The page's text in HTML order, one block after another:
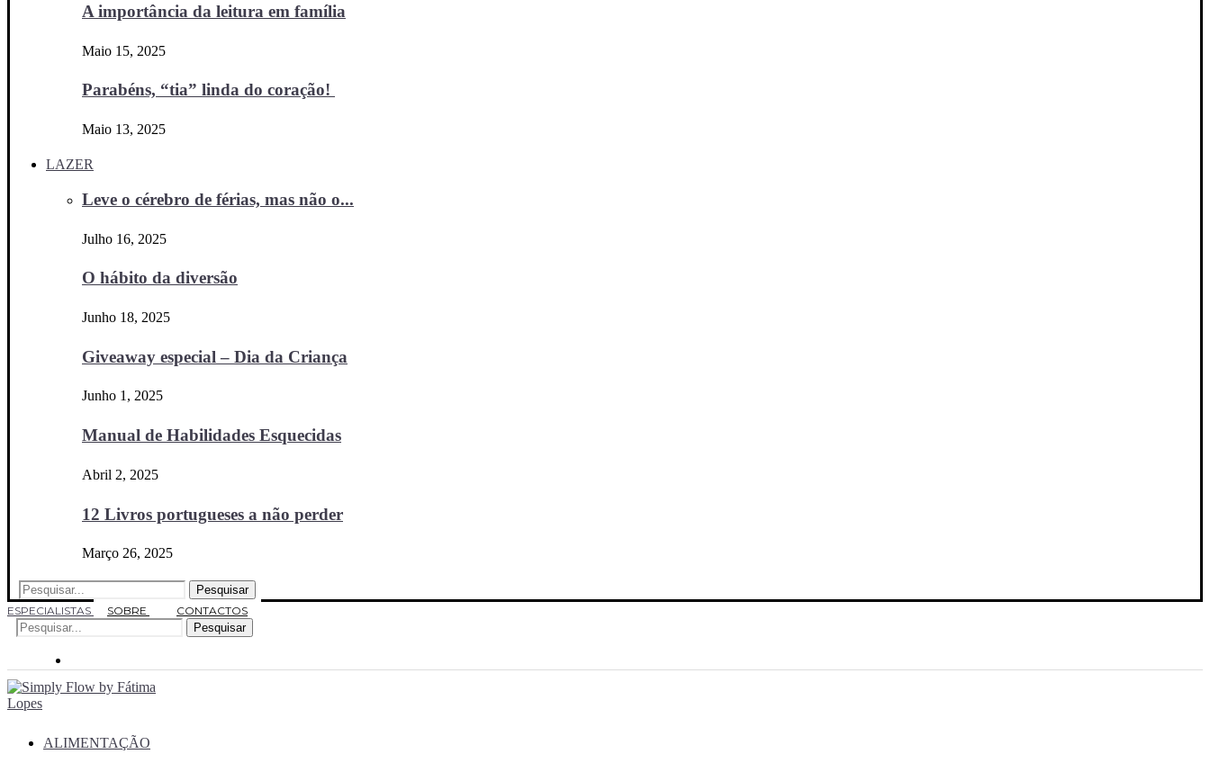
A importância da leitura em família
Maio 15, 2025
Parabéns, “tia” linda do coração!
Maio 13, 2025
LAZER
Leve o cérebro de férias, mas não o...
Julho 16, 2025
O hábito da diversão
Junho 18, 2025
Giveaway especial – Dia da Criança
Junho 1, 2025
Manual de Habilidades Esquecidas
Abril 2, 2025
12 Livros portugueses a não perder
Março 26, 2025
Pesquisar
ESPECIALISTAS
SOBRE
CONTACTOS
Pesquisar
ALIMENTAÇÃO